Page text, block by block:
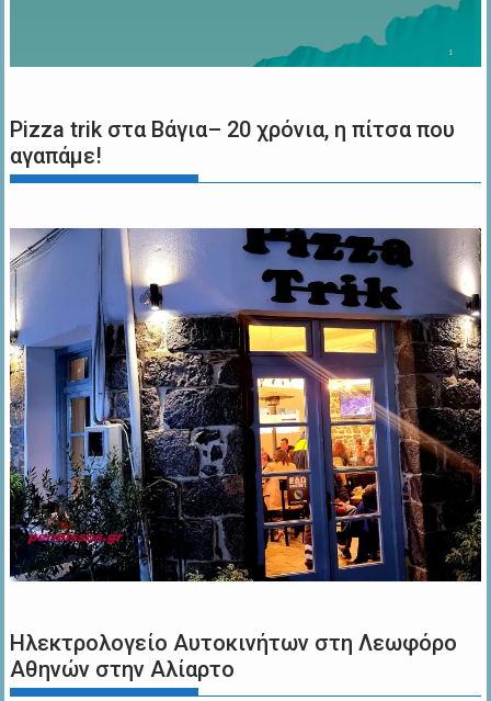
Pizza trik στα Βάγια– 20 χρόνια, η πίτσα που
αγαπάμε!
Ηλεκτρολογείο Αυτοκινήτων στη Λεωφόρο
Αθηνών στην Αλίαρτο